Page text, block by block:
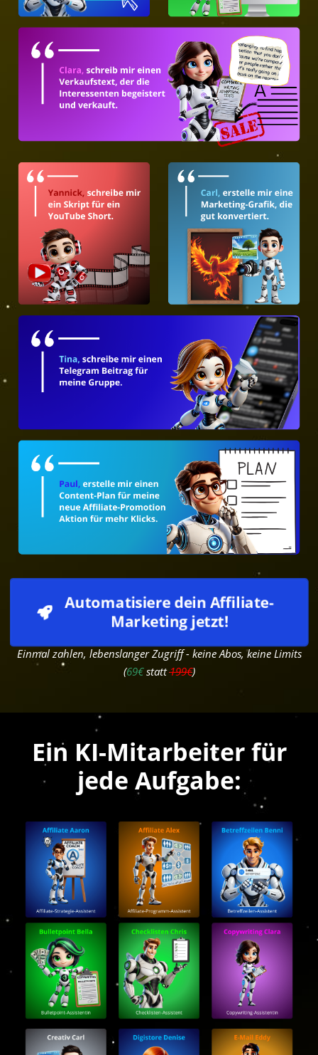
Automatisiere dein Affiliate-
Marketing jetzt!
Einmal zahlen, lebenslanger Zugriff - keine Abos, keine Limits
(69€statt199€)
Ein KI-Mitarbeiter für
jede Aufgabe: